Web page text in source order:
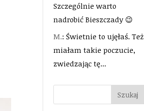
Szczególnie warto
nadrobić Bieszczady 😉
M.: Świetnie to ujęłaś. Też
miałam takie poczucie,
zwiedzając tę...